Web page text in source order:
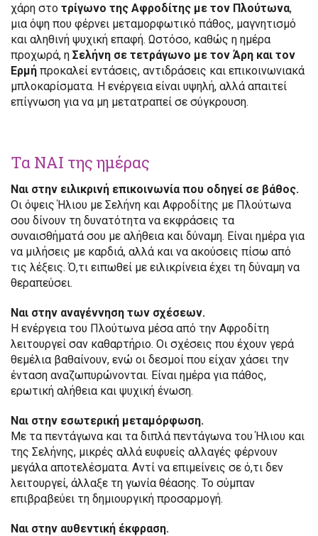
χάρη στο τρίγωνο της Αφροδίτης με τον Πλούτωνα,
μια όψη που φέρνει μεταμορφωτικό πάθος, μαγνητισμό
και αληθινή ψυχική επαφή. Ωστόσο, καθώς η ημέρα
προχωρά, η Σελήνη σε τετράγωνο με τον Άρη και τον
Ερμή προκαλεί εντάσεις, αντιδράσεις και επικοινωνιακά
μπλοκαρίσματα. Η ενέργεια είναι υψηλή, αλλά απαιτεί
επίγνωση για να μη μετατραπεί σε σύγκρουση.
Τα ΝΑΙ της ημέρας
Ναι στην ειλικρινή επικοινωνία που οδηγεί σε βάθος.
Οι όψεις Ήλιου με Σελήνη και Αφροδίτης με Πλούτωνα
σου δίνουν τη δυνατότητα να εκφράσεις τα
συναισθήματά σου με αλήθεια και δύναμη. Είναι ημέρα για
να μιλήσεις με καρδιά, αλλά και να ακούσεις πίσω από
τις λέξεις. Ό,τι ειπωθεί με ειλικρίνεια έχει τη δύναμη να
θεραπεύσει.
Ναι στην αναγέννηση των σχέσεων.
Η ενέργεια του Πλούτωνα μέσα από την Αφροδίτη
λειτουργεί σαν καθαρτήριο. Οι σχέσεις που έχουν γερά
θεμέλια βαθαίνουν, ενώ οι δεσμοί που είχαν χάσει την
ένταση αναζωπυρώνονται. Είναι ημέρα για πάθος,
ερωτική αλήθεια και ψυχική ένωση.
Ναι στην εσωτερική μεταμόρφωση.
Με τα πεντάγωνα και τα διπλά πεντάγωνα του Ήλιου και
της Σελήνης, μικρές αλλά ευφυείς αλλαγές φέρνουν
μεγάλα αποτελέσματα. Αντί να επιμείνεις σε ό,τι δεν
λειτουργεί, άλλαξε τη γωνία θέασης. Το σύμπαν
επιβραβεύει τη δημιουργική προσαρμογή.
Ναι στην αυθεντική έκφραση.